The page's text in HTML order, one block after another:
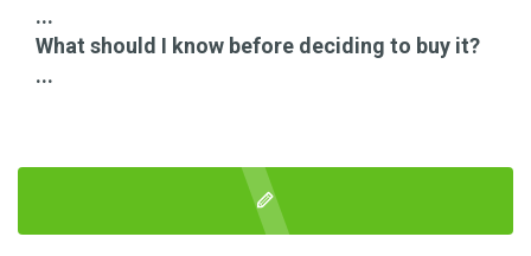
...
What should I know before deciding to buy it?
...